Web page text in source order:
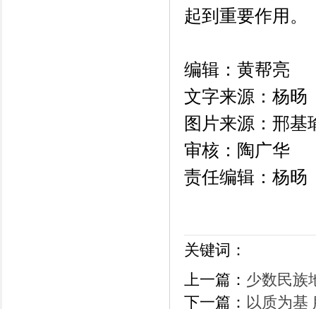
起到重要作用。
编辑：黄帮亮
文字来源：杨
图片来源：邢基
审核：陶广华
责任编辑：杨旸
关键词：
上一篇： 少数民族
下一篇： 以质为基